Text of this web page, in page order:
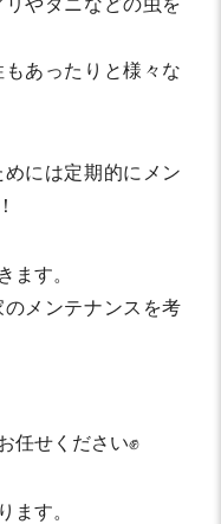
やダニなどの虫を
あったりと様々な
には定期的にメン
ます。
メンテナンスを考
任せください✊
ます。